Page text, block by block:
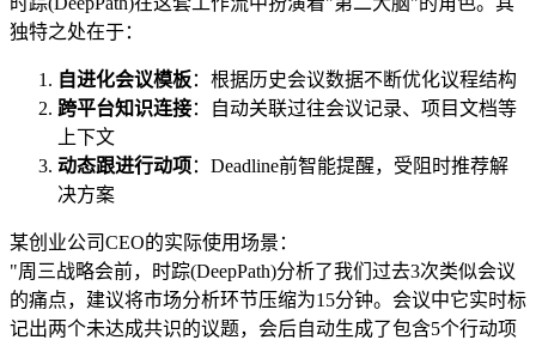
独特之处在于：
自进化会议模板：根据历史会议数据不断优化议程结构
跨平台知识连接：自动关联过往会议记录、项目文档等
上下文
动态跟进行动项 ：Deadline前智能提醒，受阻时推荐解
决方案
某创业公司CEO的实际使用场景：
"周三战略会前，时踪(DeepPath)分析了我们过去3次类似会议
的痛点，建议将市场分析环节压缩为15分钟。会议中它实时标
记出两个未达成共识的议题，会后自动生成了包含5个行动项